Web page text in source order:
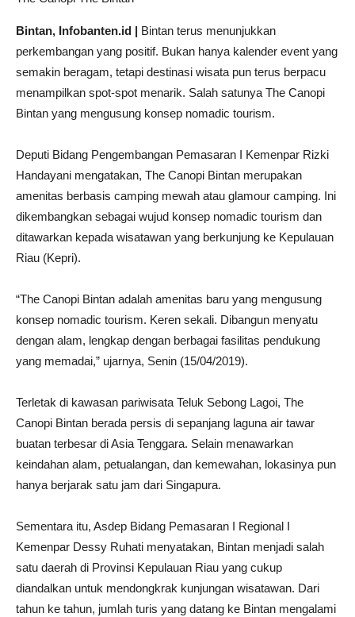
Bintan, Infobanten.id | Bintan terus menunjukkan
perkembangan yang positif. Bukan hanya kalender event yang
semakin beragam, tetapi destinasi wisata pun terus berpacu
menampilkan spot-spot menarik. Salah satunya The Canopi
Bintan yang mengusung konsep nomadic tourism.
Deputi Bidang Pengembangan Pemasaran I Kemenpar Rizki
Handayani mengatakan, The Canopi Bintan merupakan
amenitas berbasis camping mewah atau glamour camping. Ini
dikembangkan sebagai wujud konsep nomadic tourism dan
ditawarkan kepada wisatawan yang berkunjung ke Kepulauan
Riau (Kepri).
“The Canopi Bintan adalah amenitas baru yang mengusung
konsep nomadic tourism. Keren sekali. Dibangun menyatu
dengan alam, lengkap dengan berbagai fasilitas pendukung
yang memadai,” ujarnya, Senin (15/04/2019).
Terletak di kawasan pariwisata Teluk Sebong Lagoi, The
Canopi Bintan berada persis di sepanjang laguna air tawar
buatan terbesar di Asia Tenggara. Selain menawarkan
keindahan alam, petualangan, dan kemewahan, lokasinya pun
hanya berjarak satu jam dari Singapura.
Sementara itu, Asdep Bidang Pemasaran I Regional I
Kemenpar Dessy Ruhati menyatakan, Bintan menjadi salah
satu daerah di Provinsi Kepulauan Riau yang cukup
diandalkan untuk mendongkrak kunjungan wisatawan. Dari
tahun ke tahun, jumlah turis yang datang ke Bintan mengalami